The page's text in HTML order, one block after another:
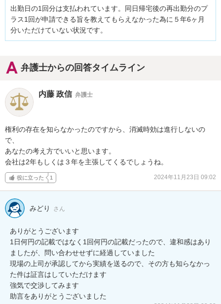
出勤日の1回分は支払われています。同日帰宅後の再出勤分のプ
ラス1回が申請できる旨を教えてもらえなかった為に５年6ヶ月
分いただけていない状況です。
弁護士からの回答タイムライン
内藤 政信 弁護士
権利の存在を知らなかったのですから、消滅時効は進行しないの
で、
あなたの考え方でいいと思います。
会社は2年もしくは３年を主張してくるでしょうね。
役に立った 1 2024年11月23日 09:02
みどり さん
ありがとうございます
1日何円の記載ではなく1回何円の記載だったので、違和感はあり
ましたが、問い合わせせずに経過していました
現場の上司が承認してから実績を送るので、その方も知らなかっ
た件は証言はしていただけます
強気で交渉してみます
助言をありがとうございました